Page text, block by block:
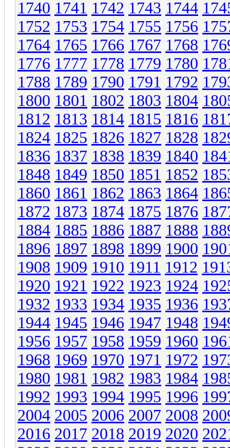
1740 1741 1742 1743 1744
1752 1753 1754 1755 1756
1764 1765 1766 1767 1768
1776 1777 1778 1779 1780
1788 1789 1790 1791 1792
1800 1801 1802 1803 1804
1812 1813 1814 1815 1816
1824 1825 1826 1827 1828
1836 1837 1838 1839 1840
1848 1849 1850 1851 1852
1860 1861 1862 1863 1864
1872 1873 1874 1875 1876
1884 1885 1886 1887 1888
1896 1897 1898 1899 1900
1908 1909 1910 1911 1912
1920 1921 1922 1923 1924
1932 1933 1934 1935 1936
1944 1945 1946 1947 1948
1956 1957 1958 1959 1960
1968 1969 1970 1971 1972
1980 1981 1982 1983 1984
1992 1993 1994 1995 1996
2004 2005 2006 2007 2008
2016 2017 2018 2019 2020